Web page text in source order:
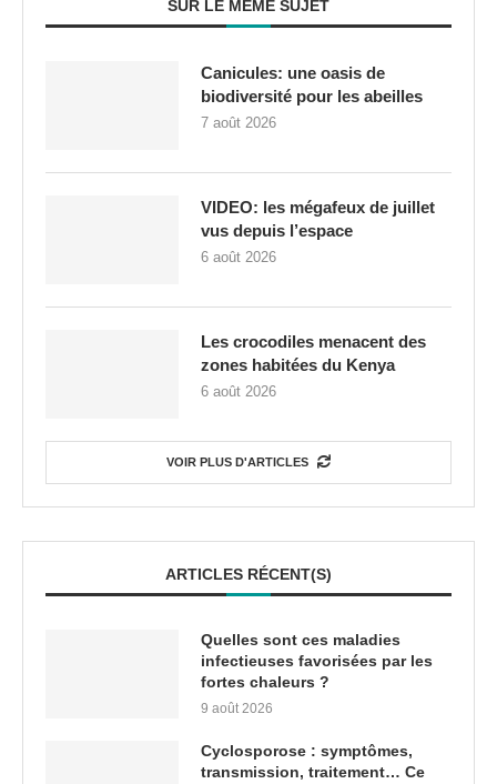
SUR LE MÊME SUJET
Canicules: une oasis de
biodiversité pour les abeilles
7 août 2026
VIDEO: les mégafeux de juillet
vus depuis l’espace
6 août 2026
Les crocodiles menacent des
zones habitées du Kenya
6 août 2026
VOIR PLUS D'ARTICLES
ARTICLES RÉCENT(S)
Quelles sont ces maladies
infectieuses favorisées par les
fortes chaleurs ?
9 août 2026
Cyclosporose : symptômes,
transmission, traitement… Ce